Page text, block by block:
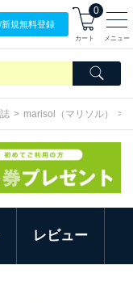
新規無料登録
0
カート メニュー
marisol（マリソル）
レビュー